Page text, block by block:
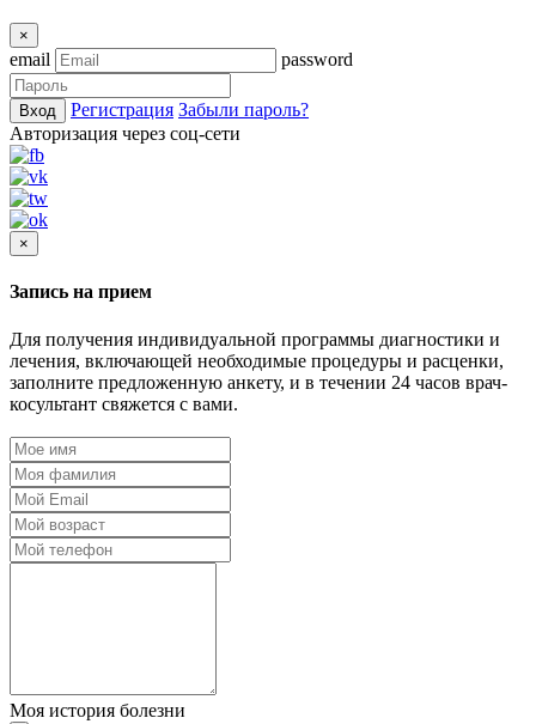
×
email password
Вход Регистрация Забыли пароль?
Авторизация через соц-сети
×
Запись на прием
Для получения индивидуальной программы диагностики и
лечения, включающей необходимые процедуры и расценки,
заполните предложенную анкету, и в течении 24 часов врач-
косультант свяжется с вами.
Моя история болезни